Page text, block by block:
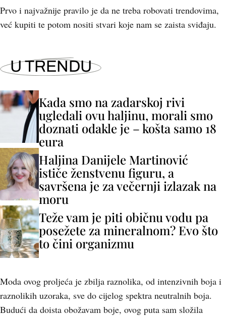
Prvo i najvažnije pravilo je da ne treba robovati trendovima,
već kupiti te potom nositi stvari koje nam se zaista sviđaju.
U TRENDU
Kada smo na zadarskoj rivi
ugledali ovu haljinu, morali smo
doznati odakle je – košta samo 18
eura
Haljina Danijele Martinović
ističe ženstvenu figuru, a
savršena je za večernji izlazak na
moru
Teže vam je piti običnu vodu pa
posežete za mineralnom? Evo što
to čini organizmu
Moda ovog proljeća je zbilja raznolika, od intenzivnih boja i
raznolikih uzoraka, sve do cijelog spektra neutralnih boja.
Budući da doista obožavam boje, ovog puta sam složila